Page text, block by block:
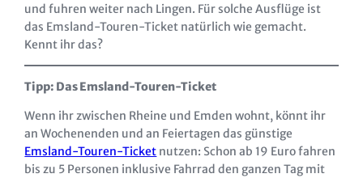
und fuhren weiter nach Lingen. Für solche Ausflüge ist
das Emsland-Touren-Ticket natürlich wie gemacht.
Kennt ihr das?
Tipp: Das Emsland-Touren-Ticket
Wenn ihr zwischen Rheine und Emden wohnt, könnt ihr
an Wochenenden und an Feiertagen das günstige
Emsland-Touren-Ticket nutzen: Schon ab 19 Euro fahren
bis zu 5 Personen inklusive Fahrrad den ganzen Tag mit